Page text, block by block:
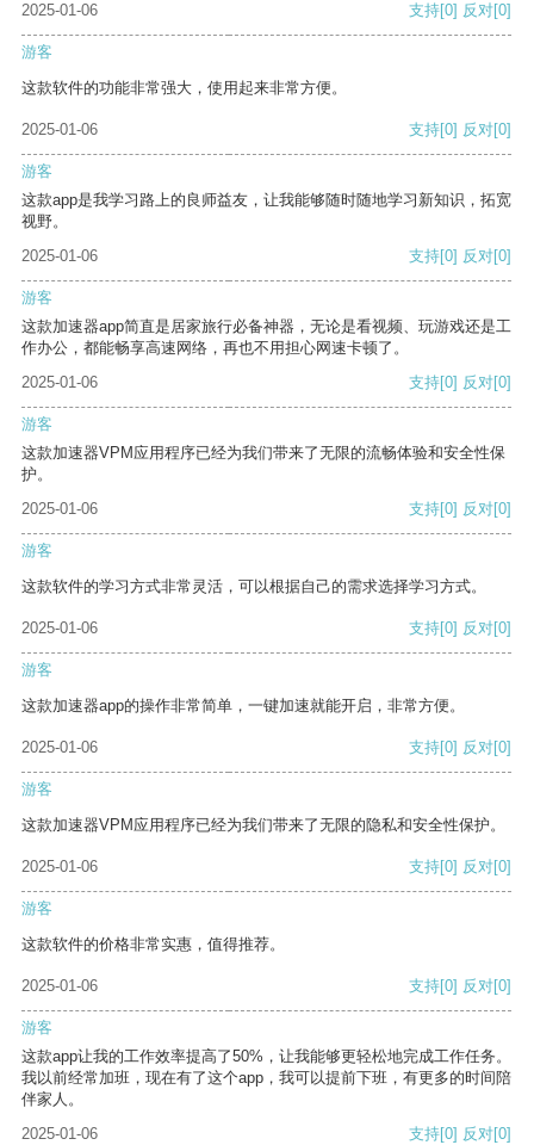
2025-01-06
支持[0] 反对[0]
游客
这款软件的功能非常强大，使用起来非常方便。
2025-01-06 支持[0] 反对[0]
游客
这款app是我学习路上的良师益友，让我能够随时随地学习新知识，拓宽
视野。
2025-01-06
支持[0] 反对[0]
游客
这款加速器app简直是居家旅行必备神器，无论是看视频、玩游戏还是工
作办公，都能畅享高速网络，再也不用担心网速卡顿了。
2025-01-06
支持[0] 反对[0]
游客
这款加速器VPM应用程序已经为我们带来了无限的流畅体验和安全性保
护。
2025-01-06
支持[0] 反对[0]
游客
这款软件的学习方式非常灵活，可以根据自己的需求选择学习方式。
2025-01-06 支持[0] 反对[0]
游客
这款加速器app的操作非常简单，一键加速就能开启，非常方便。
2025-01-06 支持[0] 反对[0]
游客
这款加速器VPM应用程序已经为我们带来了无限的隐私和安全性保护。
2025-01-06 支持[0] 反对[0]
游客
这款软件的价格非常实惠，值得推荐。
2025-01-06 支持[0] 反对[0]
游客
这款app让我的工作效率提高了50%，让我能够更轻松地完成工作任务。
我以前经常加班，现在有了这个app，我可以提前下班，有更多的时间陪
伴家人。
2025-01-06
支持[0] 反对[0]